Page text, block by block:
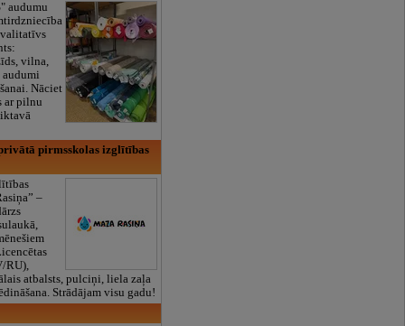
audumu
vilna,
Nāciet
ar pilnu
pirmsskolas izglītības
–
RU),
atbalsts, pulciņi, liela zaļa
Strādājam visu gadu!